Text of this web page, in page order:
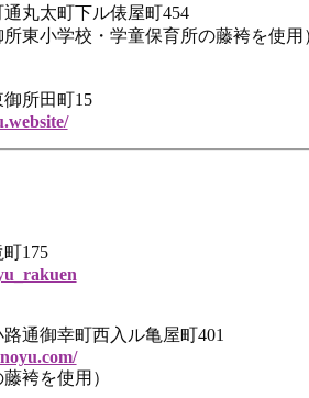
丸太町下ル俵屋町454
所東小学校・学童保育所の藤袴を使用
所田町15
175
通御幸町西入ル亀屋町401
袴を使用）